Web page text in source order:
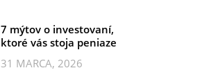
7 mýtov o investovaní,
ktoré vás stoja peniaze
31 MARCA, 2026